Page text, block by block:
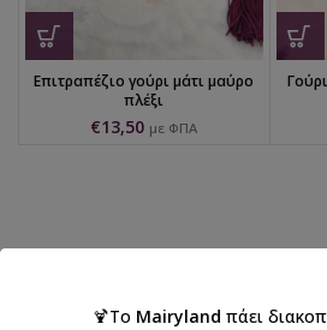
Επιτραπέζιο γούρι μάτι μαύρο
πλέξι
€13,50 με ΦΠΑ
🍹Το Mairyland πάει